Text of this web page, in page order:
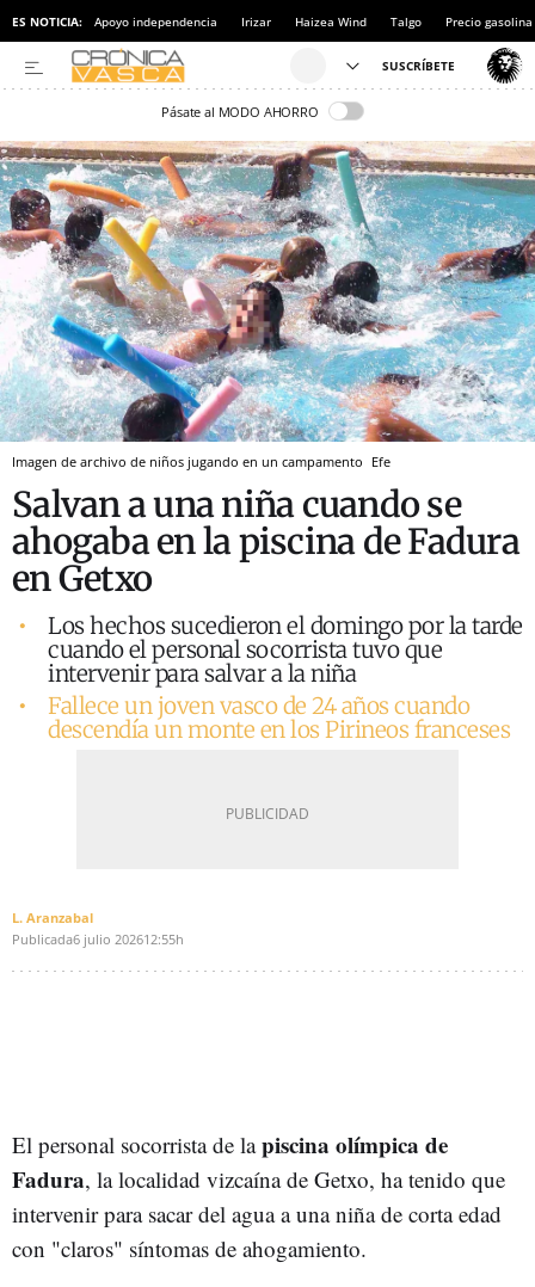
ES NOTICIA: Apoyo independencia Irizar Haizea Wind Talgo Precio gasolina
Pásate al MODO AHORRO
Imagen de archivo de niños jugando en un campamento Efe
Salvan a una niña cuando se
ahogaba en la piscina de Fadura
en Getxo
Los hechos sucedieron el domingo por la tarde
cuando el personal socorrista tuvo que
intervenir para salvar a la niña
Fallece un joven vasco de 24 años cuando
descendía un monte en los Pirineos franceses
L. Aranzabal
Publicada6 julio 202612:55h
El personal socorrista de lapiscina olímpica de
Fadura, la localidad vizcaína de Getxo, ha tenido que
intervenir para sacar del agua a una niña de corta edad
con "claros" síntomas de ahogamiento.